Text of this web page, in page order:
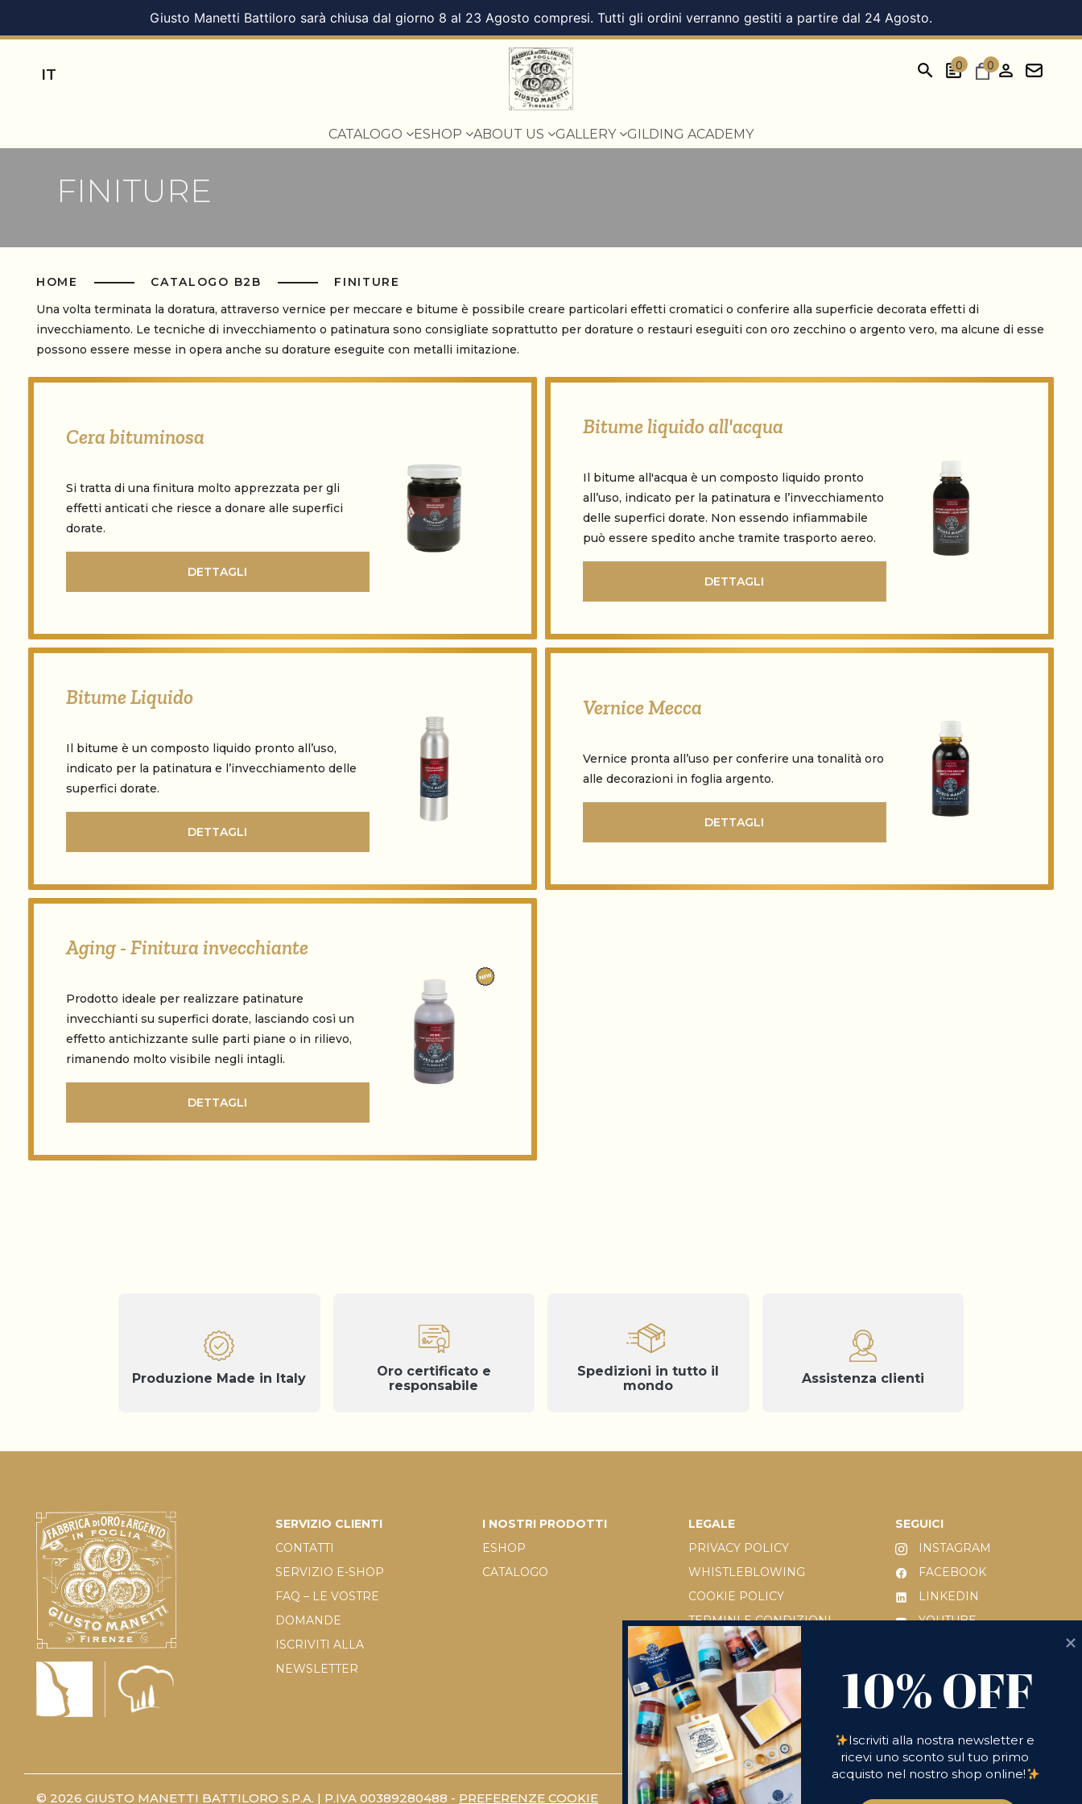
Giusto Manetti Battiloro sarà chiusa dal giorno 8 al 23 Agosto compresi. Tutti gli ordini verranno gestiti a partire dal 24 Agosto.
IT
0 0
CATALOGO ESHOP ABOUT US GALLERY GILDING ACADEMY
FINITURE
HOME CATALOGO B2B
FINITURE
Una volta terminata la doratura, attraverso vernice per meccare e bitume è possibile creare particolari effetti cromatici o conferire alla superficie decorata effetti di
invecchiamento. Le tecniche di invecchiamento o patinatura sono consigliate soprattutto per dorature o restauri eseguiti con oro zecchino o argento vero, ma alcune di esse
possono essere messe in opera anche su dorature eseguite con metalli imitazione.
Cera bituminosa
Si tratta di una finitura molto apprezzata per gli
effetti anticati che riesce a donare alle superfici
dorate.
DETTAGLI
Bitume liquido all'acqua
Il bitume all'acqua è un composto liquido pronto
all’uso, indicato per la patinatura e l’invecchiamento
delle superfici dorate. Non essendo infiammabile
può essere spedito anche tramite trasporto aereo.
DETTAGLI
Bitume Liquido
Il bitume è un composto liquido pronto all’uso,
indicato per la patinatura e l’invecchiamento delle
superfici dorate.
DETTAGLI
Vernice Mecca
Vernice pronta all’uso per conferire una tonalità oro
alle decorazioni in foglia argento.
DETTAGLI
Aging - Finitura invecchiante
Prodotto ideale per realizzare patinature
invecchianti su superfici dorate, lasciando così un
effetto antichizzante sulle parti piane o in rilievo,
rimanendo molto visibile negli intagli.
DETTAGLI
Produzione Made in Italy
Oro certificato e
responsabile
Spedizioni in tutto il
mondo
Assistenza clienti
SERVIZIO CLIENTI
CONTATTI
SERVIZIO E-SHOP
FAQ – LE VOSTRE
DOMANDE
ISCRIVITI ALLA
NEWSLETTER
I NOSTRI PRODOTTI
ESHOP
CATALOGO
LEGALE
PRIVACY POLICY
WHISTLEBLOWING
COOKIE POLICY
TERMINI E CONDIZIONI
D.LGS 231/2001
RICHIESTA DI RESO
SEGUICI
INSTAGRAM
FACEBOOK
LINKEDIN
YOUTUBE
© 2026 GIUSTO MANETTI BATTILORO S.P.A. | P.IVA 00389280488 - PREFERENZE COOKIE
10% OFF
Iscriviti alla nostra newsletter e
ricevi uno sconto sul tuo primo
acquisto nel nostro shop online!
10% OFF